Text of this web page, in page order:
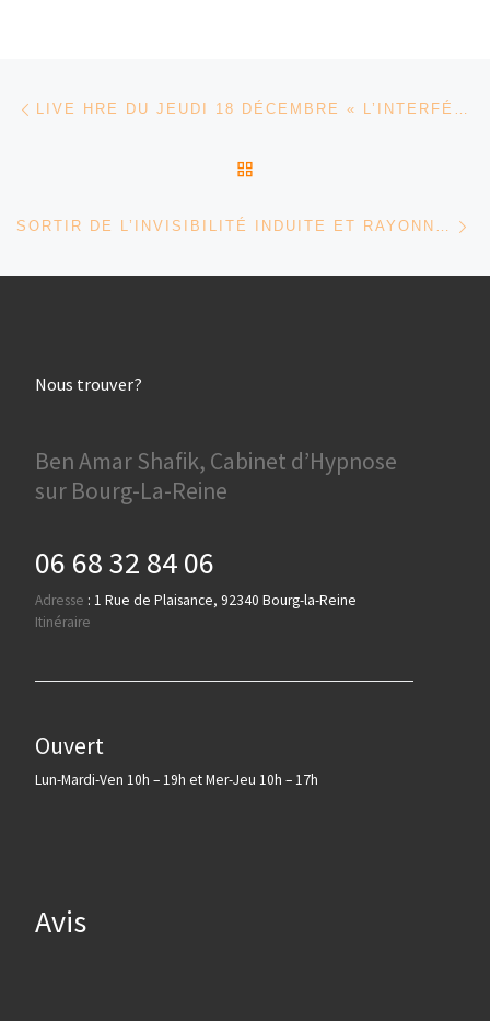
Parcourir les articles LIVE HRE DU JEUDI 18 DÉCEMBRE « L’INTERFÉRENCE HUMAINE » – SHAFIK BEN AMAR HYPNOSE RÉGRESSIVE ÉSOTÉRIQUES
SORTIR DE L’INVISIBILITÉ INDUITE ET RAYONNER ENFIN – SHAFIK BEN AMAR HYPNOSE RÉGRESSIVE ÉSOTÉRIQUES
Nous trouver?
Ben Amar Shafik, Cabinet d’Hypnose
sur Bourg-La-Reine
06 68 32 84 06
Adresse : 1 Rue de Plaisance, 92340 Bourg-la-Reine
Itinéraire
Ouvert
Lun-Mardi-Ven 10h – 19h et Mer-Jeu 10h – 17h
Avis